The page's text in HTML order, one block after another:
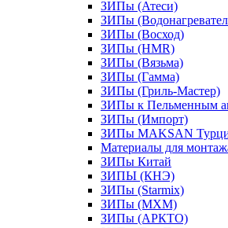
ЗИПы (Атеси)
ЗИПы
ЗИПы (Восход)
ЗИПы (HMR)
ЗИПы (Вязьма)
ЗИПы (Гамма)
ЗИПы (Гриль-Мастер)
ЗИПы к Пельменным
ЗИПы (Импорт)
ЗИПы MAKSAN
Материалы для
ЗИПы Китай
ЗИПЫ (КНЭ)
ЗИПы (Starmix)
ЗИПы (МХМ)
ЗИПы (АРКТО)